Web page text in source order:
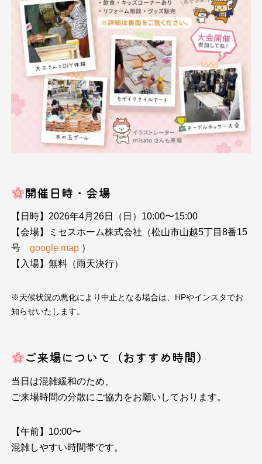
開催日時・会場
【日時】2026年4月26日（日）10:00〜15:00
【会場】ミセスホーム株式会社（松山市山越5丁目8番15
号 google map）
【入場】無料（雨天決行）
※天候状況の悪化により中止となる場合は、HPやインスタでお
知らせいたします。
ご来場について（おすすめ時間）
当日は混雑緩和のため、
ご来場時間の分散にご協力をお願いしております。
【午前】10:00〜
混雑しやすい時間帯です。